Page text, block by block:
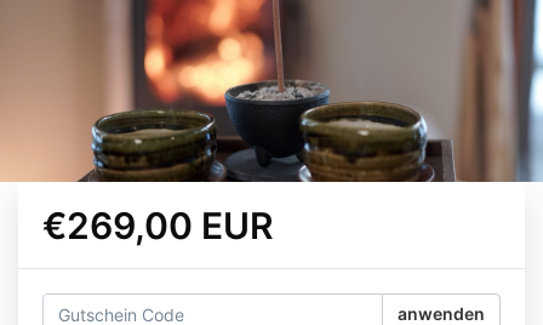
€269,00 EUR
anwenden